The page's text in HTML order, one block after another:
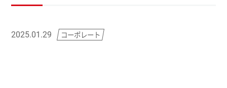
2025.01.29 コーポレート